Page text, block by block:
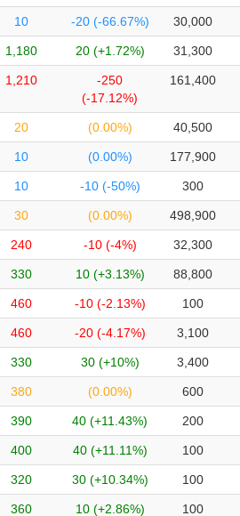
10 -20 (-66.67%) 30,000
1,180 20 (+1.72%) 31,300
1,210
-250
(-17.12%)
161,400
20 (0.00%) 40,500
10 (0.00%) 177,900
10 -10 (-50%) 300
30 (0.00%) 498,900
240 -10 (-4%) 32,300
330 10 (+3.13%) 88,800
460 -10 (-2.13%) 100
460 -20 (-4.17%) 3,100
330 30 (+10%) 3,400
380 (0.00%) 600
390 40 (+11.43%) 200
400 40 (+11.11%) 100
320 30 (+10.34%) 100
360 10 (+2.86%) 100